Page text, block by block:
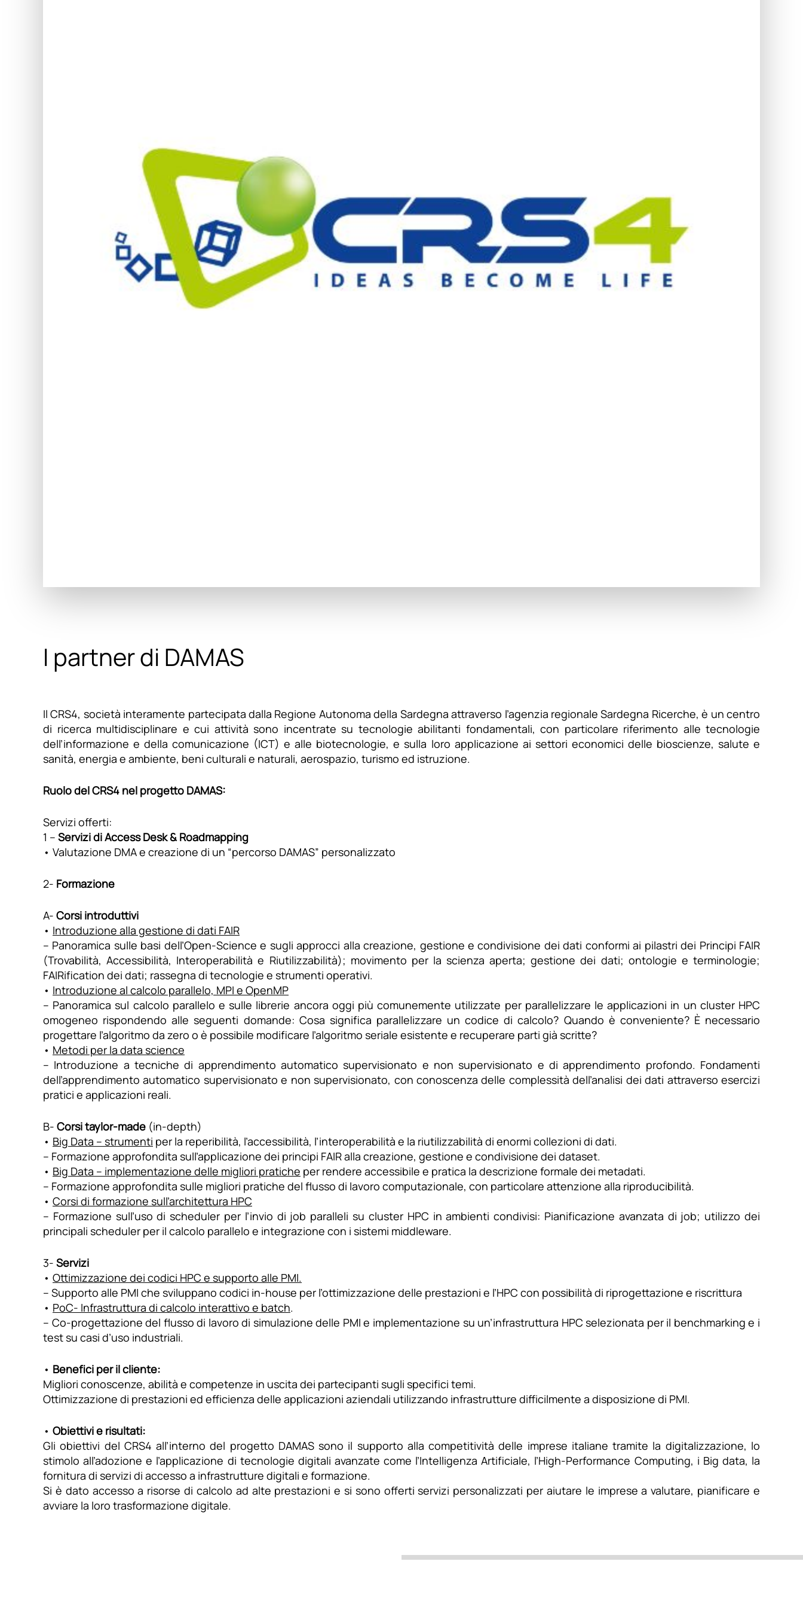
I partner di DAMAS
Il CRS4, società interamente partecipata dalla Regione Autonoma della Sardegna attraverso l’agenzia regionale Sardegna Ricerche, è un centro
di ricerca multidisciplinare e cui attività sono incentrate su tecnologie abilitanti fondamentali, con particolare riferimento alle tecnologie
dell’informazione e della comunicazione (ICT) e alle biotecnologie, e sulla loro applicazione ai settori economici delle bioscienze, salute e
sanità, energia e ambiente, beni culturali e naturali, aerospazio, turismo ed istruzione.
Ruolo del CRS4 nel progetto DAMAS:
Servizi offerti:
1 – Servizi di Access Desk & Roadmapping
• Valutazione DMA e creazione di un “percorso DAMAS” personalizzato
2- Formazione
A- Corsi introduttivi
• Introduzione alla gestione di dati FAIR
– Panoramica sulle basi dell’Open-Science e sugli approcci alla creazione, gestione e condivisione dei dati conformi ai pilastri dei Principi FAIR
(Trovabilità, Accessibilità, Interoperabilità e Riutilizzabilità); movimento per la scienza aperta; gestione dei dati; ontologie e terminologie;
FAIRification dei dati; rassegna di tecnologie e strumenti operativi.
• Introduzione al calcolo parallelo, MPI e OpenMP
– Panoramica sul calcolo parallelo e sulle librerie ancora oggi più comunemente utilizzate per parallelizzare le applicazioni in un cluster HPC
omogeneo rispondendo alle seguenti domande: Cosa significa parallelizzare un codice di calcolo? Quando è conveniente? È necessario
progettare l’algoritmo da zero o è possibile modificare l’algoritmo seriale esistente e recuperare parti già scritte?
• Metodi per la data science
– Introduzione a tecniche di apprendimento automatico supervisionato e non supervisionato e di apprendimento profondo. Fondamenti
dell’apprendimento automatico supervisionato e non supervisionato, con conoscenza delle complessità dell’analisi dei dati attraverso esercizi
pratici e applicazioni reali.
B- Corsi taylor-made (in-depth)
• Big Data – strumenti per la reperibilità, l’accessibilità, l’interoperabilità e la riutilizzabilità di enormi collezioni di dati.
– Formazione approfondita sull’applicazione dei principi FAIR alla creazione, gestione e condivisione dei dataset.
• Big Data – implementazione delle migliori pratiche per rendere accessibile e pratica la descrizione formale dei metadati.
– Formazione approfondita sulle migliori pratiche del flusso di lavoro computazionale, con particolare attenzione alla riproducibilità.
• Corsi di formazione sull’architettura HPC
– Formazione sull’uso di scheduler per l’invio di job paralleli su cluster HPC in ambienti condivisi: Pianificazione avanzata di job; utilizzo dei
principali scheduler per il calcolo parallelo e integrazione con i sistemi middleware.
3- Servizi
• Ottimizzazione dei codici HPC e supporto alle PMI.
– Supporto alle PMI che sviluppano codici in-house per l’ottimizzazione delle prestazioni e l’HPC con possibilità di riprogettazione e riscrittura
• PoC- Infrastruttura di calcolo interattivo e batch.
– Co-progettazione del flusso di lavoro di simulazione delle PMI e implementazione su un’infrastruttura HPC selezionata per il benchmarking e i
test su casi d’uso industriali.
• Benefici per il cliente:
Migliori conoscenze, abilità e competenze in uscita dei partecipanti sugli specifici temi.
Ottimizzazione di prestazioni ed efficienza delle applicazioni aziendali utilizzando infrastrutture difficilmente a disposizione di PMI.
• Obiettivi e risultati:
Gli obiettivi del CRS4 all’interno del progetto DAMAS sono il supporto alla competitività delle imprese italiane tramite la digitalizzazione, lo
stimolo all’adozione e l’applicazione di tecnologie digitali avanzate come l’Intelligenza Artificiale, l’High-Performance Computing, i Big data, la
fornitura di servizi di accesso a infrastrutture digitali e formazione.
Si è dato accesso a risorse di calcolo ad alte prestazioni e si sono offerti servizi personalizzati per aiutare le imprese a valutare, pianificare e
avviare la loro trasformazione digitale.